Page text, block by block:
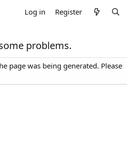
Log in Register
problems.
page was being generated. Please